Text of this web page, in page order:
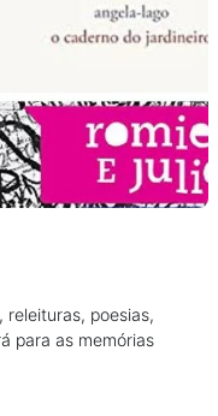
releituras, poesias,
para as memórias